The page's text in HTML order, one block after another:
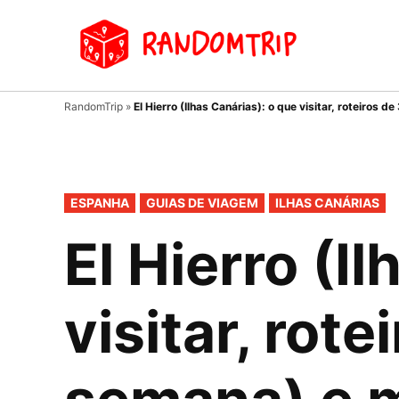
RandomTrip » El Hierro (Ilhas Canárias): o que visitar, roteiros
PUBLICADO
EM
ESPANHA GUIAS DE VIAGEM ILHAS CANÁRIAS
El Hierro
visitar,